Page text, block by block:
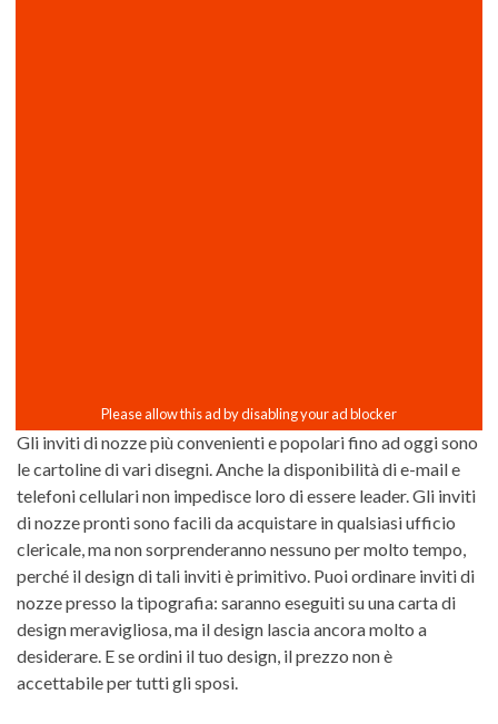
Gli inviti di nozze più convenienti e popolari fino ad oggi sono
le cartoline di vari disegni. Anche la disponibilità di e-mail e
telefoni cellulari non impedisce loro di essere leader. Gli inviti
di nozze pronti sono facili da acquistare in qualsiasi ufficio
clericale, ma non sorprenderanno nessuno per molto tempo,
perché il design di tali inviti è primitivo. Puoi ordinare inviti di
nozze presso la tipografia: saranno eseguiti su una carta di
design meravigliosa, ma il design lascia ancora molto a
desiderare. E se ordini il tuo design, il prezzo non è
accettabile per tutti gli sposi.